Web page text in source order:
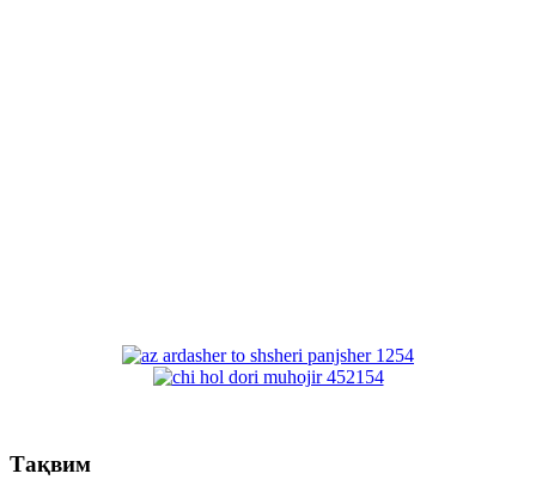
Тақвим